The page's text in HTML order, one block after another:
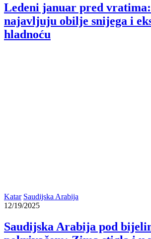
Ledeni januar pred
najavljuju obilje snijega i
hladnoću
Katar Saudijska Arabija
12/19/2025
Saudijska Arabija pod